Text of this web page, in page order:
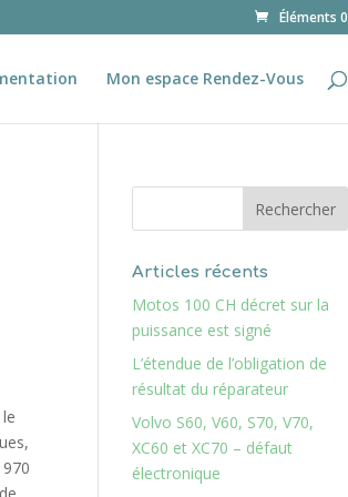
Éléments 0
Mon espace Rendez-Vous
Articles récents
Motos 100 CH décret sur la
puissance est signé
L’étendue de l’obligation de
résultat du réparateur
Volvo S60, V60, S70, V70,
XC60 et XC70 – défaut
électronique